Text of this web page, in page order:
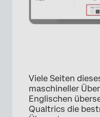
Viele Seiten
maschineller
Englischen
Qualtrics die